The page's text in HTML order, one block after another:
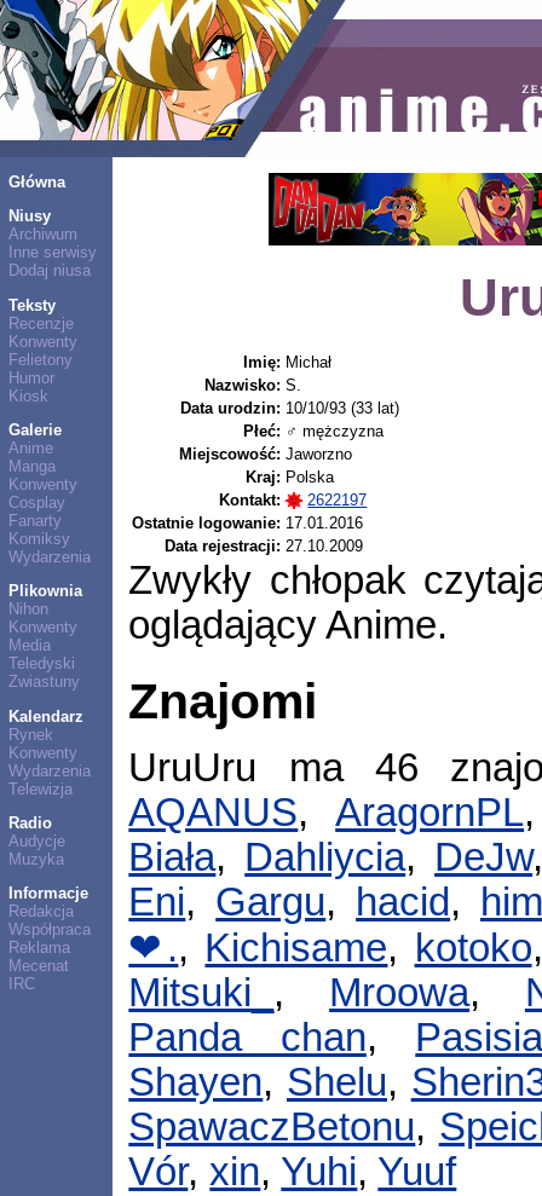
Główna
Niusy
Archiwum
Inne serwisy
Dodaj niusa
Teksty
Recenzje
Konwenty
Felietony
Humor
Kiosk
Galerie
Anime
Manga
Konwenty
Cosplay
Fanarty
Komiksy
Wydarzenia
Plikownia
Nihon
Konwenty
Media
Teledyski
Zwiastuny
Kalendarz
Rynek
Konwenty
Wydarzenia
Telewizja
Radio
Audycje
Muzyka
Informacje
Redakcja
Współpraca
Reklama
Mecenat
IRC
Imię: Michał
Nazwisko: S.
Data urodzin: 10/10/93 (33 lat)
Płeć: ♂ mężczyzna
Miejscowość: Jaworzno
Kraj: Polska
Kontakt:
2622197
Ostatnie logowanie: 17.01.2016
Data rejestracji: 27.10.2009
Zwykły chłopak
oglądający Anime.
Znajomi
UruUru ma 46
AQANUS,AragornPL
Biała, Dahliycia, DeJw
Eni, Gargu, hacid,
❤., Kichisame, kotoko
Mitsuki_ , Mroowa,
Panda chan,
Shayen, Shelu,
SpawaczBetonu,
Vór,xin, Yuhi, Yuuf